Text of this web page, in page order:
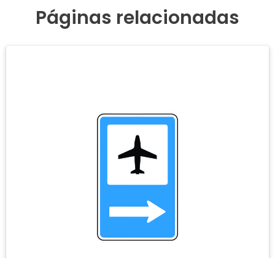
Páginas relacionadas